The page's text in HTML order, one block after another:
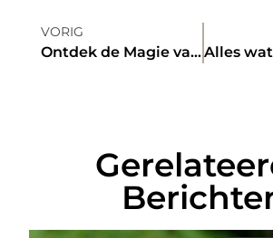
VORIG
Ontdek de Magie van Houthandel in Emmen voor Jouw DIY Projecten